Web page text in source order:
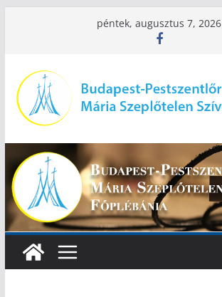
péntek, augusztus 7, 2026